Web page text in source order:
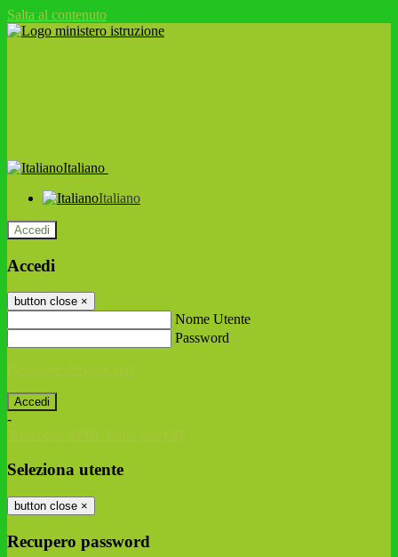
Salta al contenuto
Italiano
Italiano
Accedi
Accedi
button close ×
Nome Utente
Password
-
Seleziona utente
button close ×
Recupero password